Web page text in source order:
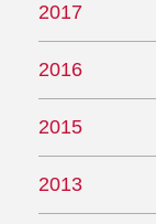
2017
2016
2015
2013